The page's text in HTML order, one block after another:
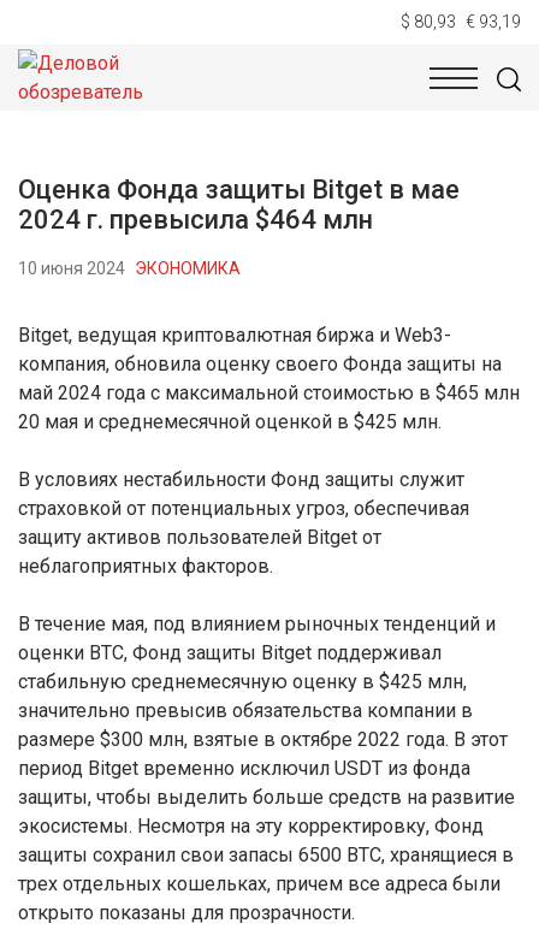
$ 80,93 € 93,19
НОВОСТИ
Оценка Фонда защиты Bitget в мае
2024 г. превысила $464 млн
10 июня 2024 ЭКОНОМИКА
Bitget, ведущая криптовалютная биржа и Web3-
компания, обновила оценку своего Фонда защиты на
май 2024 года с максимальной стоимостью в $465 млн
20 мая и среднемесячной оценкой в $425 млн.
В условиях нестабильности Фонд защиты служит
страховкой от потенциальных угроз, обеспечивая
защиту активов пользователей Bitget от
неблагоприятных факторов.
В течение мая, под влиянием рыночных тенденций и
оценки BTC, Фонд защиты Bitget поддерживал
стабильную среднемесячную оценку в $425 млн,
значительно превысив обязательства компании в
размере $300 млн, взятые в октябре 2022 года. В этот
период Bitget временно исключил USDT из фонда
защиты, чтобы выделить больше средств на развитие
экосистемы. Несмотря на эту корректировку, Фонд
защиты сохранил свои запасы 6500 BTC, хранящиеся в
трех отдельных кошельках, причем все адреса были
открыто показаны для прозрачности.